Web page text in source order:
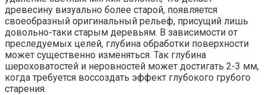
древесину визуально более старой, появляется
своеобразный оригинальный рельеф, присущий лишь
довольно-таки старым деревьям. В зависимости от
преследуемых целей, глубина обработки поверхности
может существенно изменяться. Так глубина
шероховатостей и неровностей может достигать 2-3 мм,
когда требуется воссоздать эффект глубокого грубого
старения.